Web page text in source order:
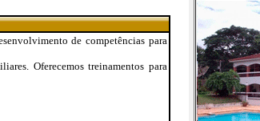
de competências para
Oferecemos treinamentos para